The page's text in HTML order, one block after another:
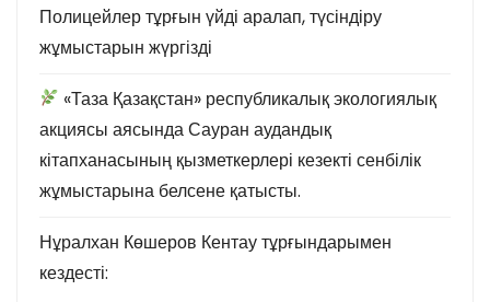
Полицейлер тұрғын үйді аралап, түсіндіру
жұмыстарын жүргізді
«Таза Қазақстан» республикалық экологиялық
акциясы аясында Сауран аудандық
кітапханасының қызметкерлері кезекті сенбілік
жұмыстарына белсене қатысты.
Нұралхан Көшеров Кентау тұрғындарымен
кездесті: